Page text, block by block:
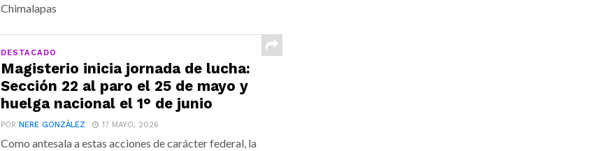
Chimalapas
DESTACADO
Magisterio inicia jornada de lucha:
Sección 22 al paro el 25 de mayo y
huelga nacional el 1° de junio
PORNERE GONZÁLEZ 17 MAYO, 2026
Como antesala a estas acciones de carácter federal, la